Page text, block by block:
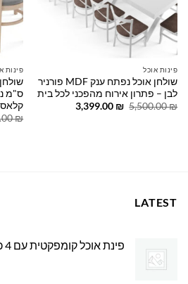
פינות אוכל
שולחן אוכל נפתח ענק MDF פורניר
לבן – פתרון אירוח מהפכני לכל בית
5,500.00₪
המחיר
3,399.00 ₪
המחיר
פינות
₪
LATEST
פינת אוכל קומפקטית עם 4 כיסאות מרופדים